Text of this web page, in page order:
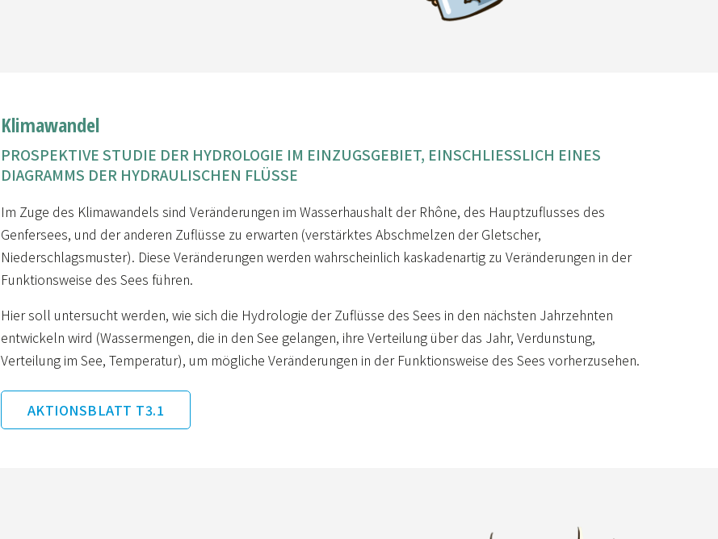
Klimawandel
PROSPEKTIVE STUDIE DER HYDROLOGIE IM EINZUGSGEBIET, EINSCHLIESSLICH EINES
DIAGRAMMS DER HYDRAULISCHEN FLÜSSE
Im Zuge des Klimawandels sind Veränderungen im Wasserhaushalt der Rhône, des Hauptzuflusses des
Genfersees, und der anderen Zuflüsse zu erwarten (verstärktes Abschmelzen der Gletscher,
Niederschlagsmuster). Diese Veränderungen werden wahrscheinlich kaskadenartig zu Veränderungen in der
Funktionsweise des Sees führen.
Hier soll untersucht werden, wie sich die Hydrologie der Zuflüsse des Sees in den nächsten Jahrzehnten
entwickeln wird (Wassermengen, die in den See gelangen, ihre Verteilung über das Jahr, Verdunstung,
Verteilung im See, Temperatur), um mögliche Veränderungen in der Funktionsweise des Sees vorherzusehen.
AKTIONSBLATT T3.1